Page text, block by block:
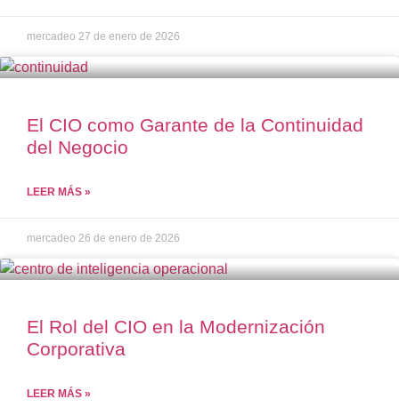
mercadeo 27 de enero de 2026
El CIO como Garante de la Continuidad
del Negocio
LEER MÁS »
mercadeo 26 de enero de 2026
El Rol del CIO en la Modernización
Corporativa
LEER MÁS »